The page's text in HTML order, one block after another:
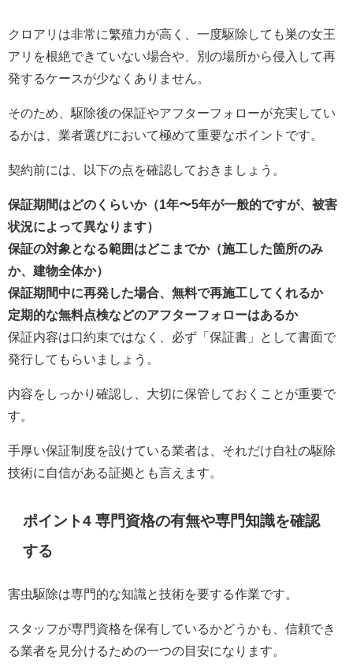
クロアリは非常に繁殖力が高く、一度駆除しても巣の女王
アリを根絶できていない場合や、別の場所から侵入して再
発するケースが少なくありません。
そのため、駆除後の保証やアフターフォローが充実してい
るかは、業者選びにおいて極めて重要なポイントです。
契約前には、以下の点を確認しておきましょう。
保証期間はどのくらいか（1年〜5年が一般的ですが、被害
状況によって異なります）
保証の対象となる範囲はどこまでか（施工した箇所のみ
か、建物全体か）
保証期間中に再発した場合、無料で再施工してくれるか
定期的な無料点検などのアフターフォローはあるか
保証内容は口約束ではなく、必ず「保証書」として書面で
発行してもらいましょう。
内容をしっかり確認し、大切に保管しておくことが重要で
す。
手厚い保証制度を設けている業者は、それだけ自社の駆除
技術に自信がある証拠とも言えます。
ポイント4 専門資格の有無や専門知識を確認
する
害虫駆除は専門的な知識と技術を要する作業です。
スタッフが専門資格を保有しているかどうかも、信頼でき
る業者を見分けるための一つの目安になります。